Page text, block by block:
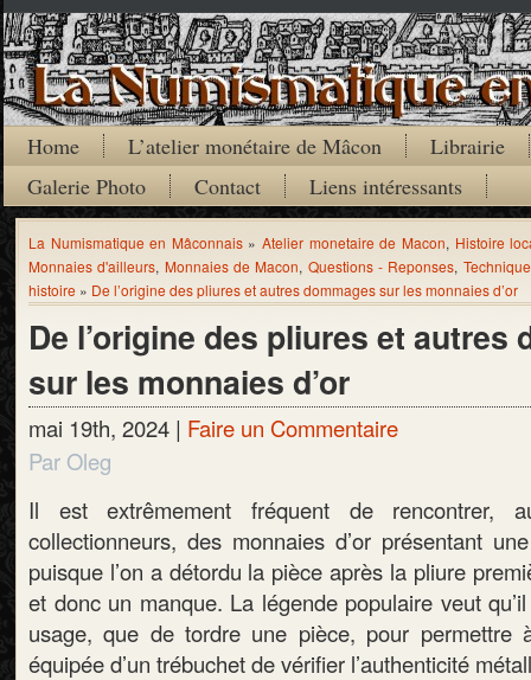
Home L’atelier monétaire de Mâcon
Librairie
Galerie Photo
Contact Liens intéressants
La Numismatique en Mâconnais»Atelier monetaire de Macon, Histoire
Monnaies d'ailleurs, Monnaies de Macon, Questions - Reponses,
histoire » De l’origine des pliures et autres dommages sur les monnaies d’or
De l’origine des pliures et autres
sur les monnaies d’or
mai 19th, 2024 | Faire un Commentaire
Par Oleg
Il est extrêmement fréquent de rencontrer,
collectionneurs, des monnaies d’or présentant
puisque l’on a détordu la pièce après la pliure
et donc un manque. La légende populaire veut qu’il
usage, que de tordre une pièce, pour permettre
équipée d’un trébuchet de vérifier l’authenticité